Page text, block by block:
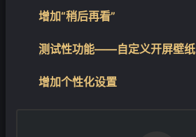
增加“稍后再看”
测试性功能——自定义开屏壁纸
增加个性化设置